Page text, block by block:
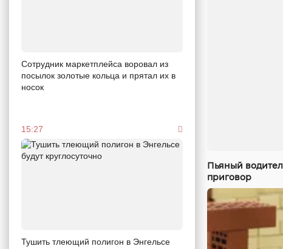
Сотрудник маркетплейса воровал из
посылок золотые кольца и прятал их в
носок
15:27
Тушить тлеющий полигон в Энгельсе
Пьяный
приговор